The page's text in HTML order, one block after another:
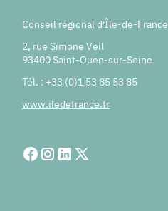
Conseil régional d'Île-de-France
2, rue Simone Veil
93400 Saint-Ouen-sur-Seine
Tél. : +33 (0)1 53 85 53 85
www.iledefrance.fr